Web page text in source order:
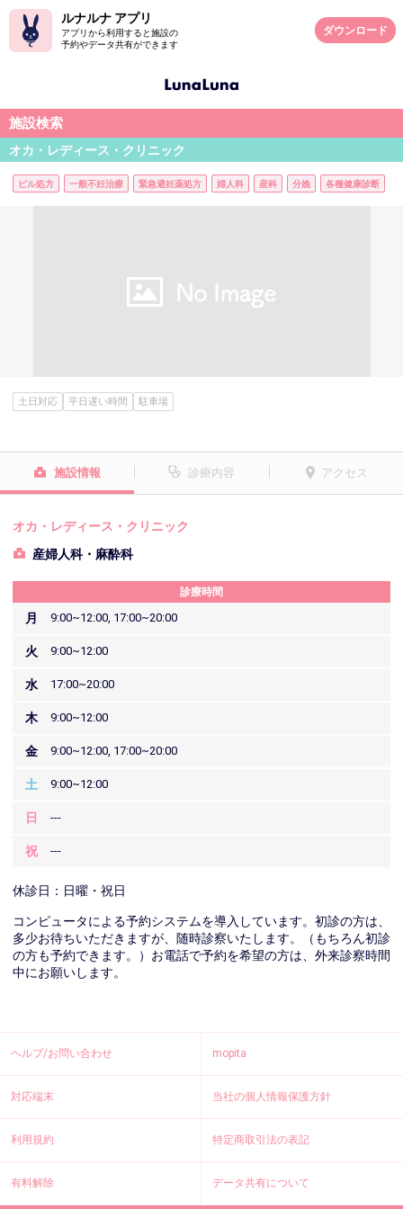
ルナルナ アプリ
アプリから利用すると施設の
予約やデータ共有ができます
ダウンロード
施設検索
オカ・レディース・クリニック
ピル処方 一般不妊治療 緊急避妊薬処方 婦人科 産科 分娩 各種健康診断
土日対応 平日遅い時間 駐車場
施設情報 診療内容 アクセス
オカ・レディース・クリニック
産婦人科・麻酔科
診療時間
月 9:00~12:00, 17:00~20:00
火 9:00~12:00
水 17:00~20:00
木 9:00~12:00
金 9:00~12:00, 17:00~20:00
土 9:00~12:00
日 ---
祝 ---
休診日：日曜・祝日
コンピュータによる予約システムを導入しています。初診の方は、
多少お待ちいただきますが、随時診察いたします。（もちろん初診
の方も予約できます。）お電話で予約を希望の方は、外来診察時間
中にお願いします。
ヘルプ/お問い合わせ mopita
対応端末 当社の個人情報保護方針
利用規約 特定商取引法の表記
有料解除 データ共有について